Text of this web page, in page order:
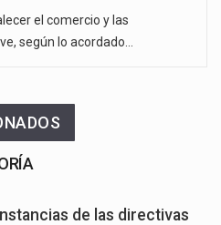
el comercio y las
según lo acordado…
de las directivas